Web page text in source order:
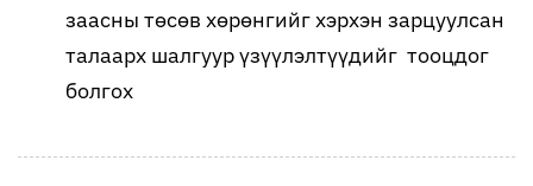
заасны төсөв хөрөнгийг хэрхэн зарцуулсан
талаарх шалгуур үзүүлэлтүүдийг тооцдог
болгох